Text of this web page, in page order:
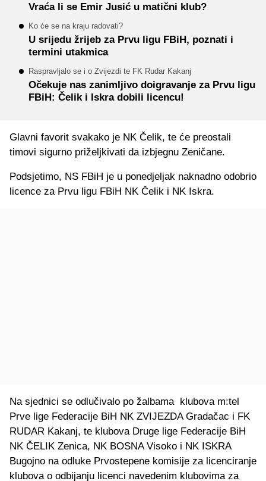
Vraća li se Emir Jusić u matični klub?
Ko će se na kraju radovati?
U srijedu žrijeb za Prvu ligu FBiH, poznati i
termini utakmica
Raspravljalo se i o Zvijezdi te FK Rudar Kakanj
Očekuje nas zanimljivo doigravanje za Prvu ligu
FBiH: Čelik i Iskra dobili licencu!
Glavni favorit svakako je NK Čelik, te će preostali
timovi sigurno priželjkivati da izbjegnu Zeničane.
Podsjetimo, NS FBiH je u ponedjeljak naknadno odobrio
licence za Prvu ligu FBiH NK Čelik i NK Iskra.
Na sjednici se odlučivalo po žalbama klubova m:tel
Prve lige Federacije BiH NK ZVIJEZDA Gradačac i FK
RUDAR Kakanj, te klubova Druge lige Federacije BiH
NK ČELIK Zenica, NK BOSNA Visoko i NK ISKRA
Bugojno na odluke Prvostepene komisije za licenciranje
klubova o odbijanju licenci navedenim klubovima za